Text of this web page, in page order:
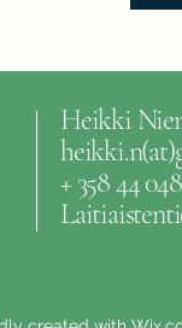
Heikki
+ 358 44